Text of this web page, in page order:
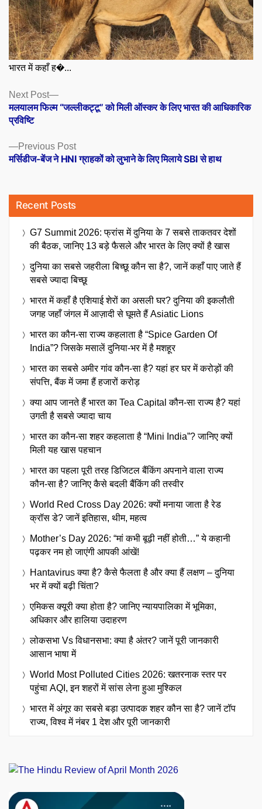
भारत में कहाँ ह�...
Posts
navigation
Previous PostPrevious
post:
मर्सिडीज-बेंज ने HNI ग्राहकों को लुभाने के लिए मिलाये SBI से हाथ
Next Post
Next
post:
मलयालम फिल्म “जल्लीकट्टू” को मिली ऑस्कर के लिए भारत की आधिकारिक
प्रविष्टि
Recent Posts
G7 Summit 2026: फ्रांस में दुनिया के 7 सबसे ताकतवर देशों
की बैठक, जानिए 13 बड़े फैसले और भारत के लिए क्यों है खास
दुनिया का सबसे जहरीला बिच्छू कौन सा है?, जानें कहाँ पाए जाते हैं
सबसे ज्यादा बिच्छू
भारत में कहाँ है एशियाई शेरों का असली घर? दुनिया की इकलौती
जगह जहाँ जंगल में आज़ादी से घूमते हैं Asiatic Lions
भारत का कौन-सा राज्य कहलाता है “Spice Garden Of
India”? जिसके मसालें दुनिया-भर में है मशहूर
भारत का सबसे अमीर गांव कौन-सा है? यहां हर घर में करोड़ों की
संपत्ति, बैंक में जमा हैं हजारों करोड़
क्या आप जानते हैं भारत का Tea Capital कौन-सा राज्य है? यहां
उगती है सबसे ज्यादा चाय
भारत का कौन-सा शहर कहलाता है “Mini India”? जानिए क्यों
मिली यह खास पहचान
भारत का पहला पूरी तरह डिजिटल बैंकिंग अपनाने वाला राज्य
कौन-सा है? जानिए कैसे बदली बैंकिंग की तस्वीर
World Red Cross Day 2026: क्यों मनाया जाता है रेड
क्रॉस डे? जानें इतिहास, थीम, महत्व
Mother’s Day 2026: “मां कभी बूढ़ी नहीं होती…” ये कहानी
पढ़कर नम हो जाएंगी आपकी आंखें!
Hantavirus क्या है? कैसे फैलता है और क्या हैं लक्षण – दुनिया
भर में क्यों बढ़ी चिंता?
एमिकस क्यूरी क्या होता है? जानिए न्यायपालिका में भूमिका,
अधिकार और हालिया उदाहरण
लोकसभा Vs विधानसभा: क्या है अंतर? जानें पूरी जानकारी
आसान भाषा में
World Most Polluted Cities 2026: खतरनाक स्तर पर
पहुंचा AQI, इन शहरों में सांस लेना हुआ मुश्किल
भारत में अंगूर का सबसे बड़ा उत्पादक शहर कौन सा है? जानें टॉप
राज्य, विश्व में नंबर 1 देश और पूरी जानकारी